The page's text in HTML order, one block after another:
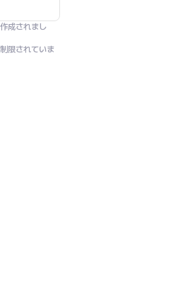
成されまし
限されていま